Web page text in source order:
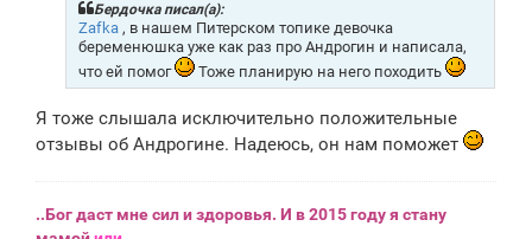
Бердочка писал(а):
Zafka , в нашем Питерском топике девочка
беременюшка уже как раз про Андрогин и написала,
что ей помог
Тоже планирую на него походить
Я тоже слышала исключительно положительные
отзывы об Андрогине. Надеюсь, он нам поможет
..Бог даст мне сил и здоровья. И в 2015 году я стану